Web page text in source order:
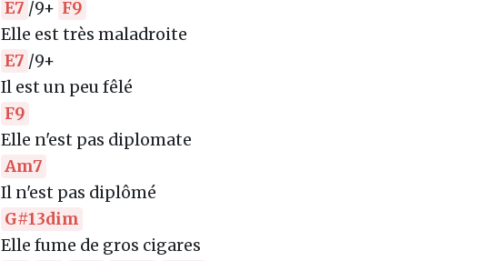
E7 /9+ F9
Elle est très maladroite
E7 /9+
Il est un peu fêlé
F9
Elle n'est pas diplomate
Am7
Il n'est pas diplômé
G#13dim
Elle fume de gros cigares